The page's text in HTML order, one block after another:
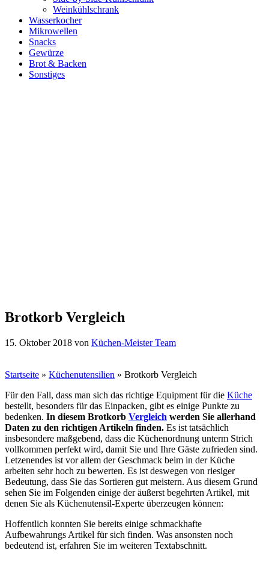
Weinkühlschrank
Wasserkocher
Mikrowellen
Snacks
Gewürze
Brot & Backen
Sonstiges
Brotkorb Vergleich
15. Oktober 2018 von Küchen-Meister Team
Startseite » Küchenutensilien » Brotkorb Vergleich
Für den Fall, dass man sich das richtige Equipment für die Küche
bestellt, besonders für das Einpacken, gibt es einige Punkte zu
bedenken. In diesem Brotkorb Vergleich werden Sie allerhand
Daten zu den richtigen Artikeln finden. Es ist tatsächlich
insbesondere maßgebend, dass die Küchenordnung unterm Strich
vollkommen perfekt wird, damit Sie und Ihre Gäste zufrieden sind.
Letzenendes ist vor allem der Geschmack beim in der Küche
arbeiten sehr hoch zu bewerten. Es ist deswegen von riesiger
Bedeutung, dass Sie das Sortieren gut meistern. Aus diesem Grund
sehen Sie im Folgenden einige der äußerst begehrten Artikel, mit
denen Sie als Küchenutensil-Experte überzeugen können:
Hoffentlich konnten Sie bereits einige schmackhafte
Aufbewahrungs Artikel für sich finden. Was ansonsten noch
bedeutend ist, erfahren Sie im weiteren Textabschnitt.